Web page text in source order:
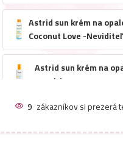
Astrid sun krém na
Coconut Love -
Astrid sun krém na
Sensitive
Astrid sun kids krém
9 zákazníkov si prezerá